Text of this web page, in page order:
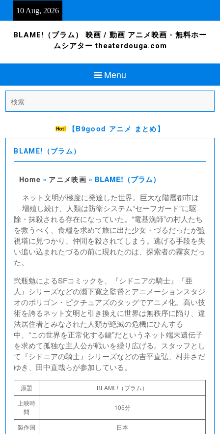
10 Aug, 2026
BLAME!（ブラム） 映画 / 動画 アニメ映画 - 無料ホー
ムシアター theaterdouga.com
Menu
for:
【B9good アニメ まとめ】
BLAME!（ブラム）
Home » アニメ映画 » BLAME!（ブラム）
ネット文明が極度に発達した世界。巨大な階層都市は
増殖し続け、人類は防衛システム“セーフガード”に駆
除・抹殺される存在になっていた。“電基漁師”の村人たち
を救うべく、食糧を求めて旅に出た少女・づるだったが監
視塔に見つかり、仲間を殺されてしまう。逃げる手段を失
い追い込まれたづるの前に現れたのは、探索者の霧亥だっ
た。
弐瓶勉によるSFコミックを、『シドニアの騎士』『亜
人』シリーズなどの瀬下寛之監督とアニメーションスタジ
オのポリゴン・ピクチュアズのタッグでアニメ化。高い技
術を誇るネット文明と引き換えに世界は無秩序に陥り、違
法居住者とみなされた人類が絶滅の危機にひんする
中、“この世界を正常化する鍵”だというネット端末遺伝子
を求めて孤独な主人公が戦いを繰り広げる。スタッフとし
て『シドニアの騎士』シリーズなどの吉平直弘、村井さだ
ゆき、田中直哉らが参加している。
原題
BLAME!（ブラム）
上映時
間
105分
製作国
日本